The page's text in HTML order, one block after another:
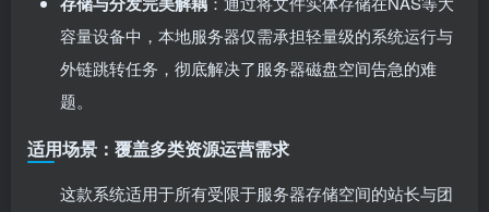
容量设备中，本地服务器仅需承担轻量级的系统运行与
外链跳转任务，彻底解决了服务器磁盘空间告急的难
题。
适用场景：覆盖多类资源运营需求
这款系统适用于所有受限于服务器存储空间的站长与团